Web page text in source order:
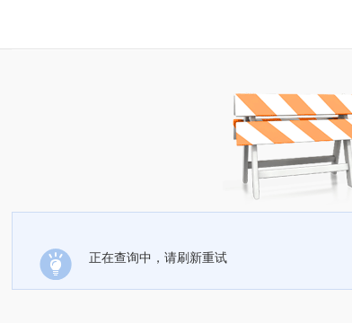
正在查询中，请刷新重试